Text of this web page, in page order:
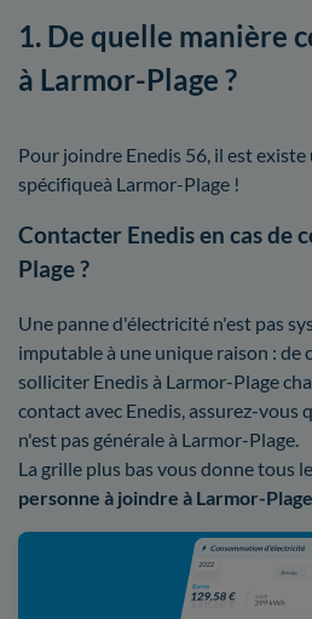
1. De quelle manière
à Larmor-Plage ?
Pour joindre Enedis 56, il est
spécifiqueà Larmor-Plage !
Contacter Enedis en cas de
Plage ?
Une panne d'électricité n'est pas
imputable à une unique raison : de
solliciter Enedis à Larmor-Plage
contact avec Enedis, assurez-vous
n'est pas générale à Larmor-Plage.
La grille plus bas vous donne tous
personne à joindre à Larmor-Plage